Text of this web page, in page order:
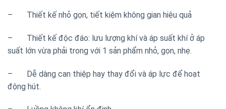
– Thiết kế nhỏ gọn, tiết kiệm không gian hiệu quả
– Thiết kế độc đáo: lưu lượng khí và áp suất khí ở áp
suất lớn vừa phải trong với 1 sản phẩm nhỏ, gọn, nhẹ.
– Dễ dàng can thiệp hay thay đổi và áp lực để hoạt
động hút.